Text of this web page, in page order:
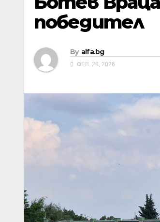
победител
By alfa.bg
ФЕВ. 28, 2026